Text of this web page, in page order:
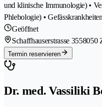
und klinische Immunologie) •
Phlebologie) •
Geöffnet
Schaffhauserstrasse 3558050
Termin reservieren
Dr. med. Vassiliki